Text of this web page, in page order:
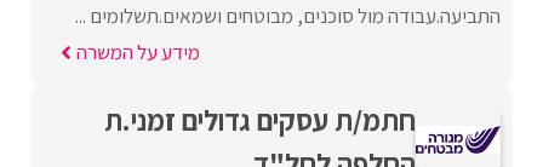
התביעה.עבודה מול סוכנים, מבוטחים ושמאים.תשלומים ...
מידע על המשרה
חתמ/ת עסקים גדולים זמני.ת